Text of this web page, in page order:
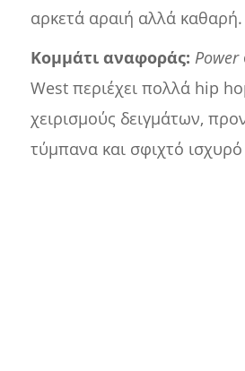
αρκετά αραιή αλλά καθαρή.
Κομμάτι αναφοράς: Power
West περιέχει πολλά hip
χειρισμούς δειγμάτων,
τύμπανα και σφιχτό